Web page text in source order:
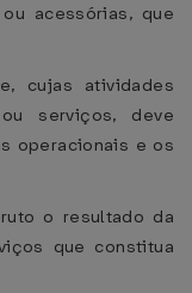
acessórias, que
cujas atividades
serviços, deve
operacionais e os
o resultado da
que constitua